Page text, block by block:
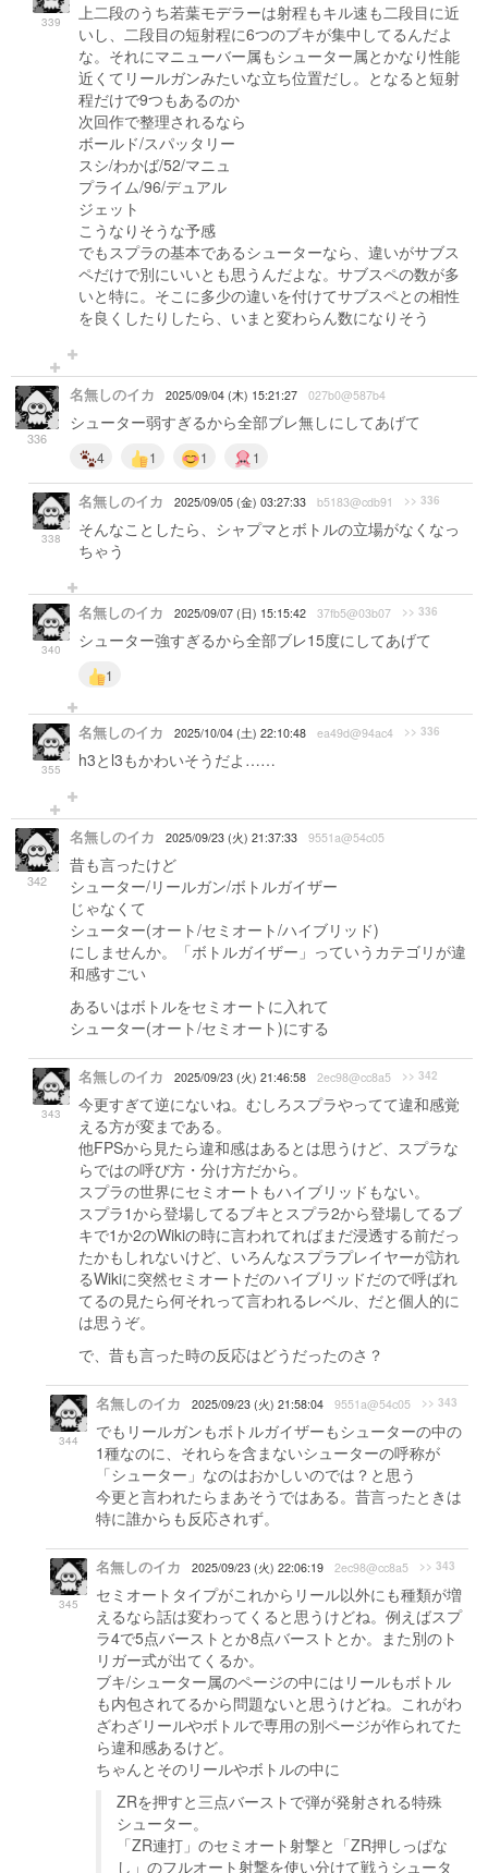
339
上二段のうち若葉モデラーは射程もキル速も二段目に近
いし、二段目の短射程に6つのブキが集中してるんだよ
な。それにマニューバー属もシューター属とかなり性能
近くてリールガンみたいな立ち位置だし。となると短射
程だけで9つもあるのか
次回作で整理されるなら
ボールド/スパッタリー
スシ/わかば/52/マニュ
プライム/96/デュアル
ジェット
こうなりそうな予感
でもスプラの基本であるシューターなら、違いがサブス
ペだけで別にいいとも思うんだよな。サブスペの数が多
いと特に。そこに多少の違いを付けてサブスペとの相性
を良くしたりしたら、いまと変わらん数になりそう
336
名無しのイカ 2025/09/04 (木) 15:21:27 027b0@587b4
シューター弱すぎるから全部ブレ無しにしてあげて
4 1 1 1
338
名無しのイカ 2025/09/05 (金) 03:27:33 b5183@cdb91 >> 336
そんなことしたら、シャプマとボトルの立場がなくなっ
ちゃう
340
名無しのイカ 2025/09/07 (日) 15:15:42 37fb5@03b07 >> 336
シューター強すぎるから全部ブレ15度にしてあげて
1
355
名無しのイカ 2025/10/04 (土) 22:10:48 ea49d@94ac4 >> 336
h3とl3もかわいそうだよ……
342
名無しのイカ 2025/09/23 (火) 21:37:33 9551a@54c05
昔も言ったけど
シューター/リールガン/ボトルガイザー
じゃなくて
シューター(オート/セミオート/ハイブリッド)
にしませんか。「ボトルガイザー」っていうカテゴリが違
和感すごい
あるいはボトルをセミオートに入れて
シューター(オート/セミオート)にする
343
名無しのイカ 2025/09/23 (火) 21:46:58 2ec98@cc8a5 >> 342
今更すぎて逆にないね。むしろスプラやってて違和感覚
える方が変まである。
他FPSから見たら違和感はあるとは思うけど、スプラな
らではの呼び方・分け方だから。
スプラの世界にセミオートもハイブリッドもない。
スプラ1から登場してるブキとスプラ2から登場してるブ
キで1か2のWikiの時に言われてればまだ浸透する前だっ
たかもしれないけど、いろんなスプラプレイヤーが訪れ
るWikiに突然セミオートだのハイブリッドだので呼ばれ
てるの見たら何それって言われるレベル、だと個人的に
は思うぞ。
で、昔も言った時の反応はどうだったのさ？
344
名無しのイカ 2025/09/23 (火) 21:58:04 9551a@54c05 >> 343
でもリールガンもボトルガイザーもシューターの中の
1種なのに、それらを含まないシューターの呼称が
「シューター」なのはおかしいのでは？と思う
今更と言われたらまあそうではある。昔言ったときは
特に誰からも反応されず。
345
名無しのイカ 2025/09/23 (火) 22:06:19 2ec98@cc8a5 >> 343
セミオートタイプがこれからリール以外にも種類が増
えるなら話は変わってくると思うけどね。例えばスプ
ラ4で5点バーストとか8点バーストとか。また別のト
リガー式が出てくるか。
ブキ/シューター属のページの中にはリールもボトル
も内包されてるから問題ないと思うけどね。これがわ
ざわざリールやボトルで専用の別ページが作られてた
ら違和感あるけど。
ちゃんとそのリールやボトルの中に
ZRを押すと三点バーストで弾が発射される特殊
シューター。
「ZR連打」のセミオート射撃と「ZR押しっぱな
し」のフルオート射撃を使い分けて戦うシュータ